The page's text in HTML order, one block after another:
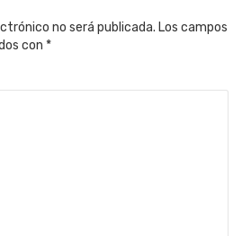
no será publicada. Los campos
con *